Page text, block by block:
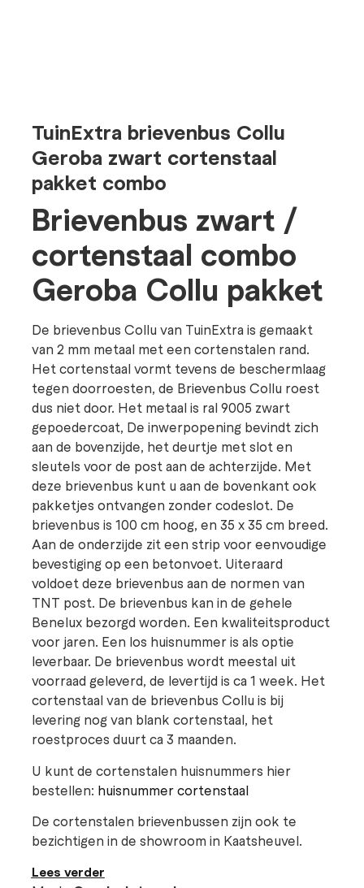
TuinExtra brievenbus Collu
Geroba zwart cortenstaal
pakket combo
Brievenbus zwart /
cortenstaal combo
Geroba Collu pakket
De brievenbus Collu van TuinExtra is gemaakt
van 2 mm metaal met een cortenstalen rand.
Het cortenstaal vormt tevens de beschermlaag
tegen doorroesten, de Brievenbus Collu roest
dus niet door. Het metaal is ral 9005 zwart
gepoedercoat, De inwerpopening bevindt zich
aan de bovenzijde, het deurtje met slot en
sleutels voor de post aan de achterzijde. Met
deze brievenbus kunt u aan de bovenkant ook
pakketjes ontvangen zonder codeslot. De
brievenbus is 100 cm hoog, en 35 x 35 cm breed.
Aan de onderzijde zit een strip voor eenvoudige
bevestiging op een betonvoet. Uiteraard
voldoet deze brievenbus aan de normen van
TNT post. De brievenbus kan in de gehele
Benelux bezorgd worden. Een kwaliteitsproduct
voor jaren. Een los huisnummer is als optie
leverbaar. De brievenbus wordt meestal uit
voorraad geleverd, de levertijd is ca 1 week. Het
cortenstaal van de brievenbus Collu is bij
levering nog van blank cortenstaal, het
roestproces duurt ca 3 maanden.
U kunt de cortenstalen huisnummers hier
bestellen: huisnummer cortenstaal
De cortenstalen brievenbussen zijn ook te
bezichtigen in de showroom in Kaatsheuvel.
Lees verder